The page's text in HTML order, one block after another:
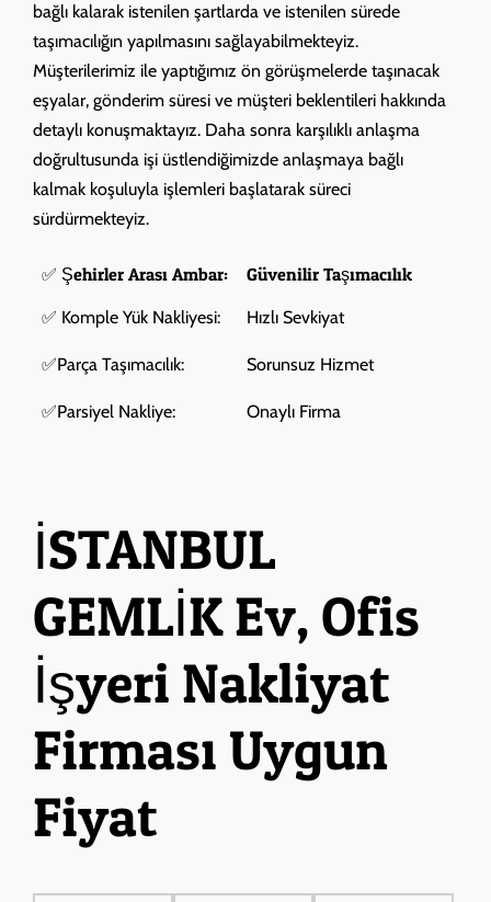
bağlı kalarak istenilen şartlarda ve istenilen sürede
taşımacılığın yapılmasını sağlayabilmekteyiz.
Müşterilerimiz ile yaptığımız ön görüşmelerde taşınacak
eşyalar, gönderim süresi ve müşteri beklentileri hakkında
detaylı konuşmaktayız. Daha sonra karşılıklı anlaşma
doğrultusunda işi üstlendiğimizde anlaşmaya bağlı
kalmak koşuluyla işlemleri başlatarak süreci
sürdürmekteyiz.
✅ Şehirler Arası Ambar: Güvenilir Taşımacılık
✅ Komple Yük Nakliyesi: Hızlı Sevkiyat
✅Parça Taşımacılık: Sorunsuz Hizmet
✅Parsiyel Nakliye: Onaylı Firma
İSTANBUL
GEMLİK Ev, Ofis
İşyeri Nakliyat
Firması Uygun
Fiyat